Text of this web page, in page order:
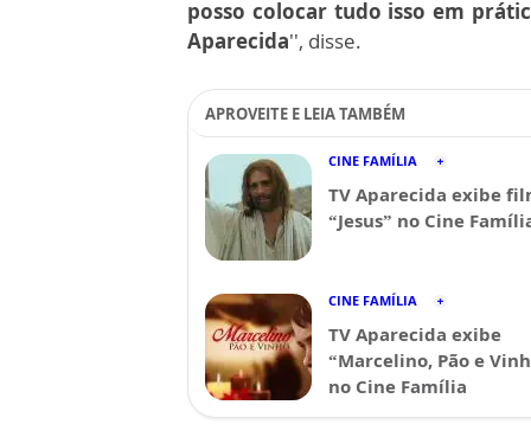
posso colocar tudo isso em
Aparecida'', disse.
APROVEITE E LEIA TAMBÉM
CINE FAMÍLIA
TV Aparecida exibe
“Jesus” no Cine
CINE FAMÍLIA
TV Aparecida exibe
“Marcelino, Pão e
no Cine Família